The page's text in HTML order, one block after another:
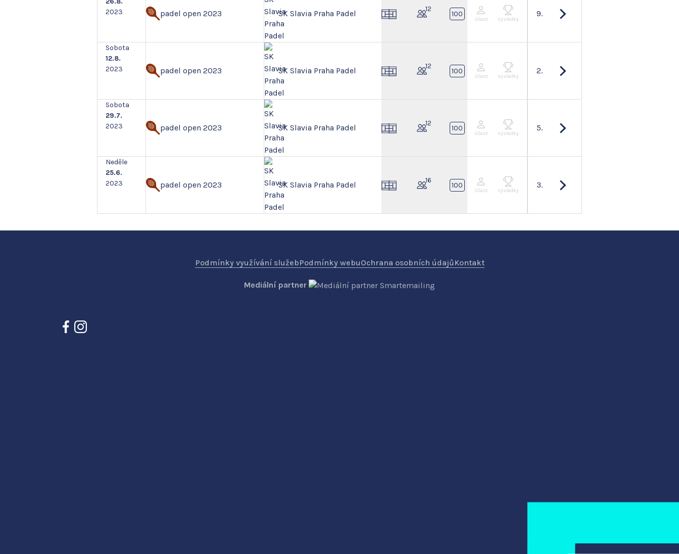
2023
padel open 2023 SK Slavia Praha Padel 12
100 9.
Účast Výsledky
Sobota
12.8.
2023
padel open 2023 SK Slavia Praha Padel 12
100 2.
Účast Výsledky
Sobota
29.7.
2023
padel open 2023 SK Slavia Praha Padel 12
100 5.
Účast Výsledky
Neděle
25.6.
2023
padel open 2023 SK Slavia Praha Padel 16
100 3.
Účast Výsledky
Podmínky využívání služebPodmínky webuOchrana osobních údajůKontakt
Mediální partner